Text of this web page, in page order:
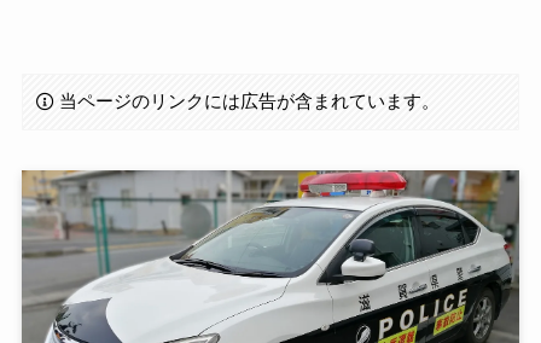
当ページのリンクには広告が含まれています。